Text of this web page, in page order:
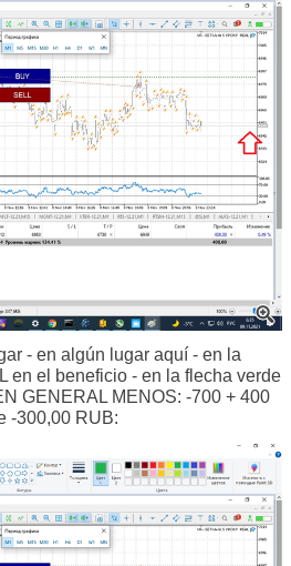
- en algún lugar aquí - en la
en el beneficio - en la flecha verde
GENERAL MENOS: -700 + 400
-300,00 RUB: